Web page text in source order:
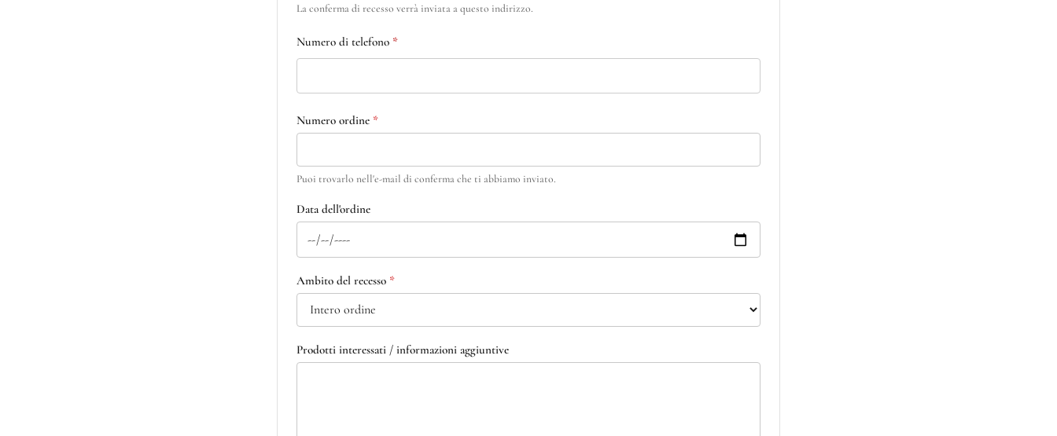
La conferma di recesso verrà inviata a questo indirizzo.
Numero di telefono *
Numero ordine *
Puoi trovarlo nell'e-mail di conferma che ti abbiamo inviato.
Data dell'ordine
Ambito del recesso *
Prodotti interessati / informazioni aggiuntive